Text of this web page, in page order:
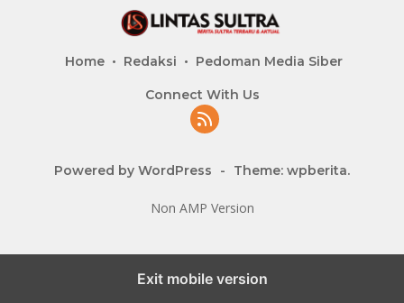
Home Redaksi Pedoman Media Siber
Connect With Us
Powered by WordPress - Theme: wpberita.
Non AMP Version
Exit mobile version